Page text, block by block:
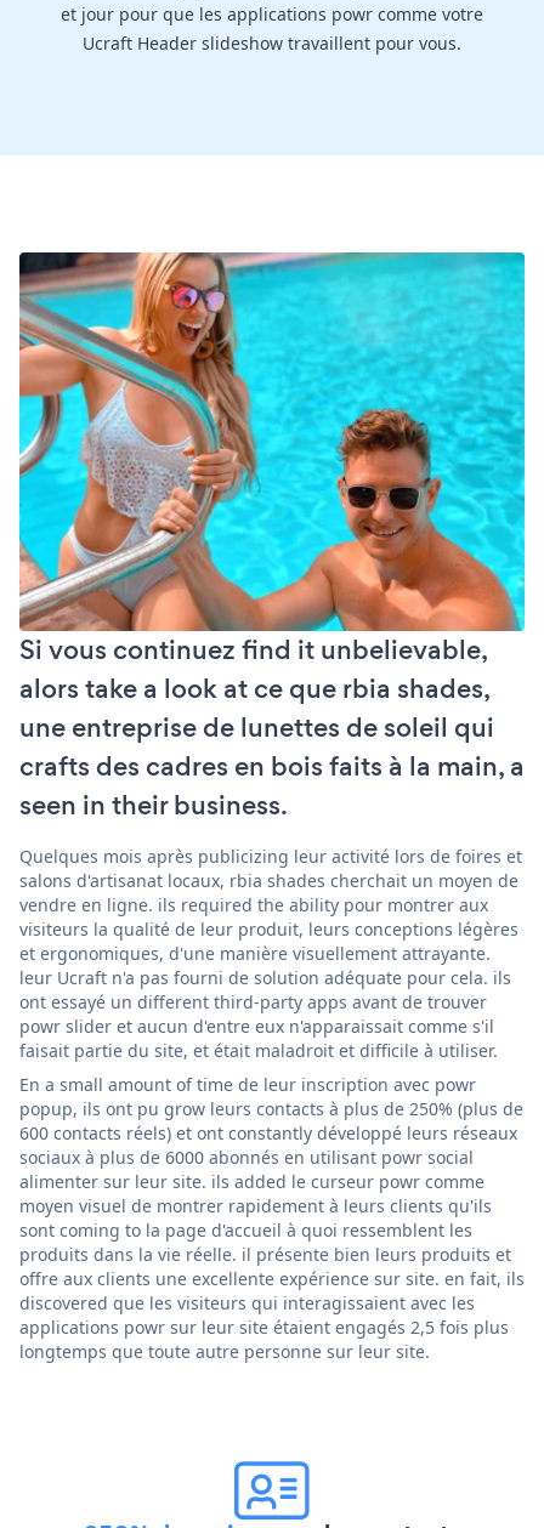
et jour pour que les applications powr comme votre
Ucraft Header slideshow travaillent pour vous.
Si vous continuez find it unbelievable,
alors take a look at ce que rbia shades,
une entreprise de lunettes de soleil qui
crafts des cadres en bois faits à la main, a
seen in their business.
Quelques mois après publicizing leur activité lors de foires et
salons d'artisanat locaux, rbia shades cherchait un moyen de
vendre en ligne. ils required the ability pour montrer aux
visiteurs la qualité de leur produit, leurs conceptions légères
et ergonomiques, d'une manière visuellement attrayante.
leur Ucraft n'a pas fourni de solution adéquate pour cela. ils
ont essayé un different third-party apps avant de trouver
powr slider et aucun d'entre eux n'apparaissait comme s'il
faisait partie du site, et était maladroit et difficile à utiliser.
En a small amount of time de leur inscription avec powr
popup, ils ont pu grow leurs contacts à plus de 250% (plus de
600 contacts réels) et ont constantly développé leurs réseaux
sociaux à plus de 6000 abonnés en utilisant powr social
alimenter sur leur site. ils added le curseur powr comme
moyen visuel de montrer rapidement à leurs clients qu'ils
sont coming to la page d'accueil à quoi ressemblent les
produits dans la vie réelle. il présente bien leurs produits et
offre aux clients une excellente expérience sur site. en fait, ils
discovered que les visiteurs qui interagissaient avec les
applications powr sur leur site étaient engagés 2,5 fois plus
longtemps que toute autre personne sur leur site.